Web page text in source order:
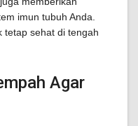
imun tubuh Anda.
tetap sehat di tengah
Agar